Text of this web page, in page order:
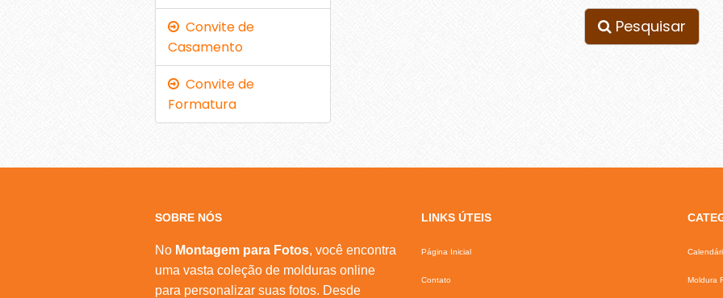
Pesquisar
Convite de
Casamento
Convite de
Formatura
SOBRE NÓS
No Montagem para Fotos, você encontra
uma vasta coleção de molduras online
para personalizar suas fotos. Desde
LINKS ÚTEIS
Página Inicial
Contato Moldura